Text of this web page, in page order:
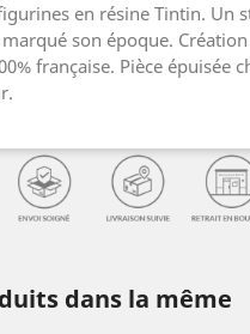
en résine Tintin. Un
son époque.
française. Pièce épuisée
dans la même